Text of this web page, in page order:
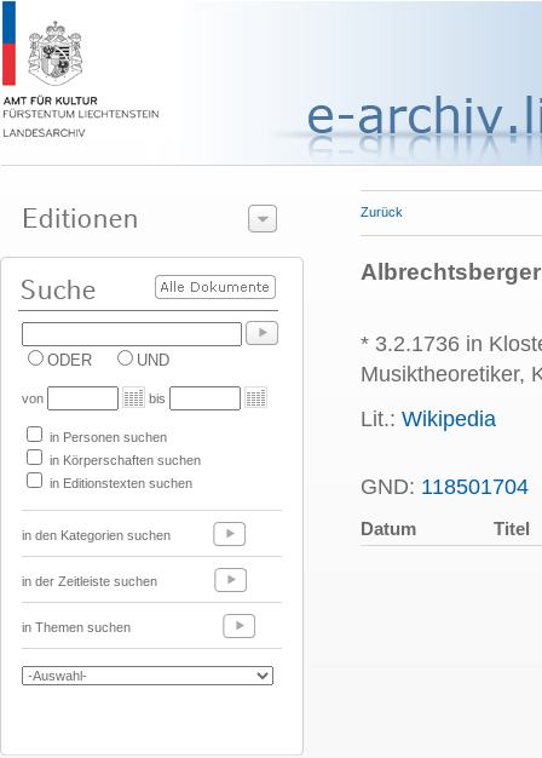
ODER UND
von bis
in Personen suchen
in Körperschaften suchen
in Editionstexten suchen
in den Kategorien suchen
in der Zeitleiste suchen
in Themen suchen
Zurück
* 3.2.1736 in
Musiktheoretiker,
Lit.: Wikipedia
GND: 118501704
Datum Titel